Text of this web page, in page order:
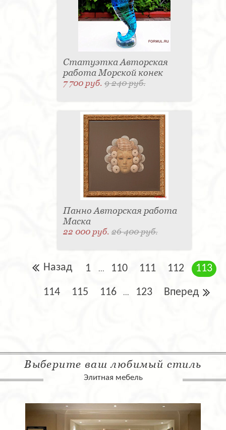
Статуэтка Авторская
работа Морской конек
7 700 руб.9 240 руб.
Панно Авторская работа
Маска
22 000 руб.26 400 руб.
Назад 1 ... 110 111 112 113
114 115 116 ... 123 Вперед
Выберите ваш любимый стиль
Элитная мебель